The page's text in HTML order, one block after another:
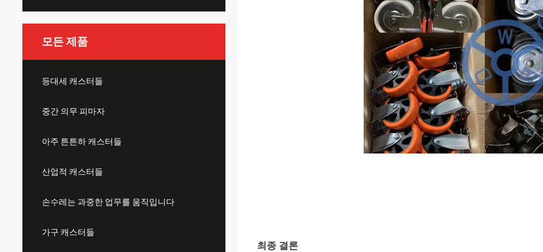
모든 제품
등대세 캐스터들
중간 의무 피마자
아주 튼튼하 캐스터들
산업적 캐스터들
손수레는 과중한 업무를 움직입니다
가구 캐스터들
최종 결론